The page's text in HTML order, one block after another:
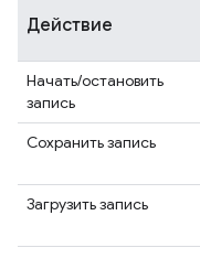
Действие
Начать/остановить
запись
Сохранить запись
Загрузить запись